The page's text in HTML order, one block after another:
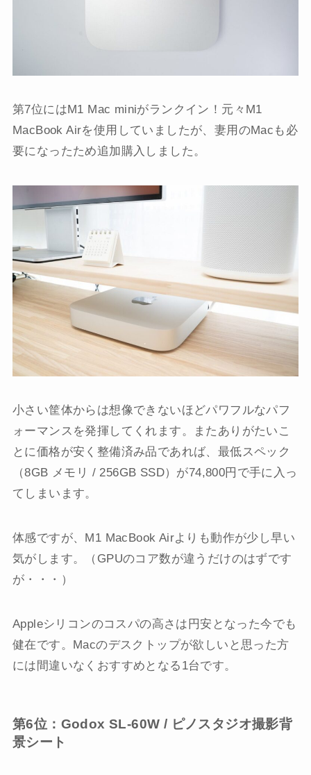
第7位にはM1 Mac miniがランクイン！元々M1
MacBook Airを使用していましたが、妻用のMacも必
要になったため追加購入しました。
小さい筐体からは想像できないほどパワフルなパフ
ォーマンスを発揮してくれます。またありがたいこ
とに価格が安く整備済み品であれば、最低スペック
（8GB メモリ / 256GB SSD）が74,800円で手に入っ
てしまいます。
体感ですが、M1 MacBook Airよりも動作が少し早い
気がします。（GPUのコア数が違うだけのはずです
が・・・）
Appleシリコンのコスパの高さは円安となった今でも
健在です。Macのデスクトップが欲しいと思った方
には間違いなくおすすめとなる1台です。
第6位：Godox SL-60W / ピノスタジオ撮影背
景シート